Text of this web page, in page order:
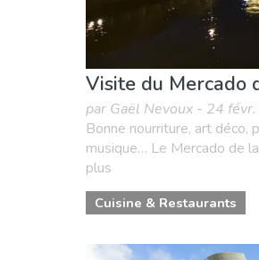
Visite du Mercado
par Gaël Nevoux - 24
Bonne nourriture, art déco,
musique… Le Mercado de
plus
Cuisine & Restaurants